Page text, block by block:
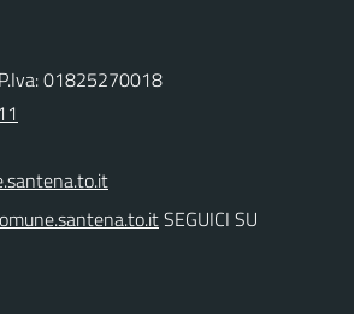
01825270018
SEGUICI SU